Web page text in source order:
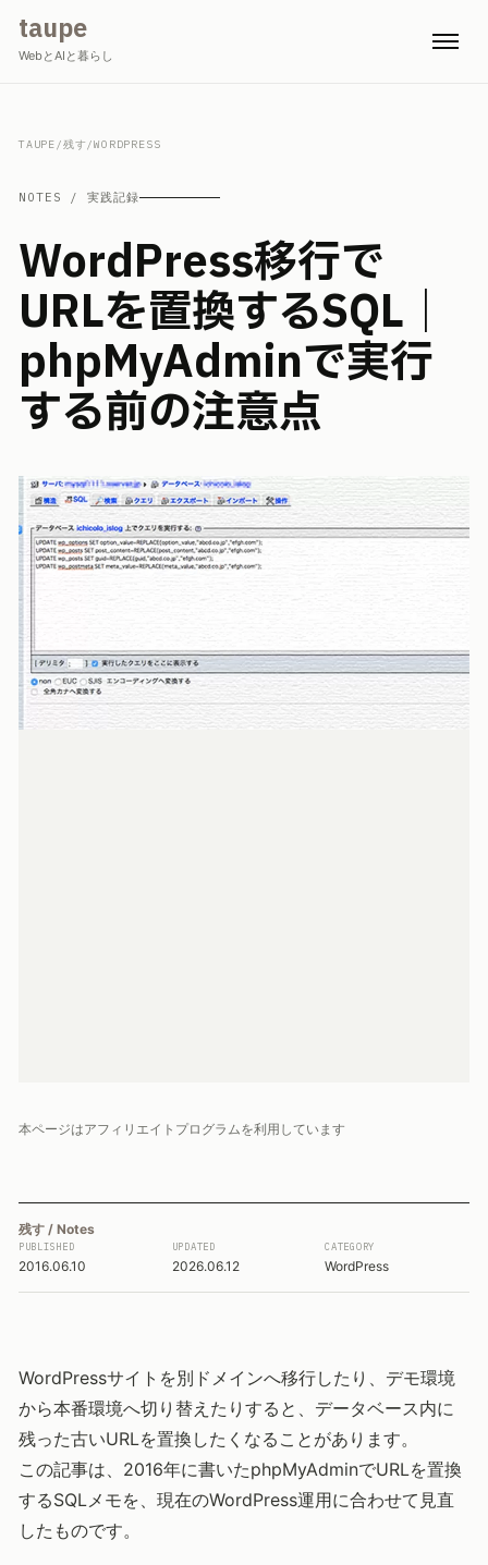
taupe
WebとAIと暮らし
TAUPE/残す/WORDPRESS
NOTES / 実践記録
WordPress移行で
URLを置換するSQL｜
phpMyAdminで実行
する前の注意点
本ページはアフィリエイトプログラムを利用しています
残す / Notes
PUBLISHED
2016.06.10
UPDATED
2026.06.12
CATEGORY
WordPress
WordPressサイトを別ドメインへ移行したり、デモ環境
から本番環境へ切り替えたりすると、データベース内に
残った古いURLを置換したくなることがあります。
この記事は、2016年に書いたphpMyAdminでURLを置換
するSQLメモを、現在のWordPress運用に合わせて見直
したものです。